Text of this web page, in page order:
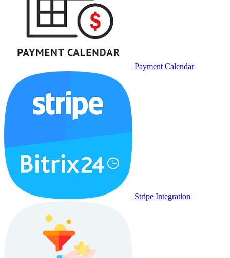
Payment Calendar
Stripe Integration